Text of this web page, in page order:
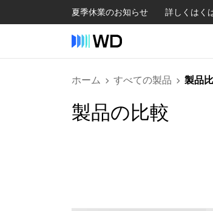
夏季休業のお知らせ 詳しくはく
ホーム すべての製品 製品
製品の比較